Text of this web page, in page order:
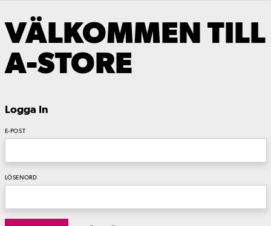
VÄLKOMMEN TILL
A-STORE
Logga In
E-POST
LÖSENORD